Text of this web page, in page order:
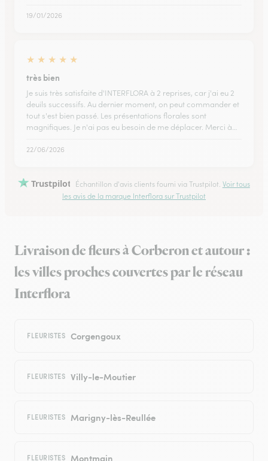
19/01/2026
★ ★ ★ ★ ★
très bien
Je suis très satisfaite d'INTERFLORA à 2 reprises, car j'ai eu 2
deuils successifs. Au dernier moment, on peut commander et
tout s'est bien passé. Les présentations florales sont
magnifiques. Je n'ai pas eu besoin de me déplacer. Merci à…
22/06/2026
Trustpilot Échantillon d'avis clients fourni via Trustpilot. Voir tous
les avis de la marque Interflora sur Trustpilot
Livraison de fleurs à Corberon et autour :
les villes proches couvertes par le réseau
Interflora
FLEURISTES Corgengoux
FLEURISTES Villy-le-Moutier
FLEURISTES Marigny-lès-Reullée
FLEURISTES Montmain